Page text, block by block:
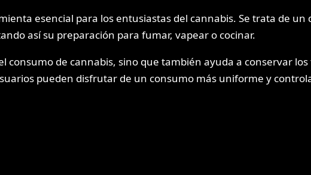
esencial para los entusiastas del cannabis. Se trata de
así su preparación para fumar, vapear o cocinar.
consumo de cannabis, sino que también ayuda a conservar
pueden disfrutar de un consumo más uniforme y